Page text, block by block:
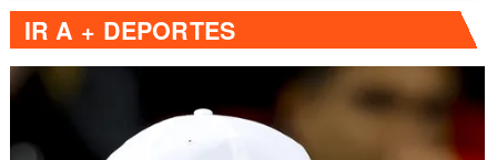
IR A + DEPORTES